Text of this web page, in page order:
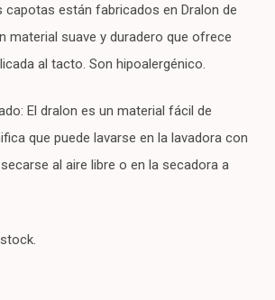
capotas están fabricados en Dralon de
material suave y duradero que ofrece
al tacto. Son hipoalergénico.
El dralon es un material fácil de
que puede lavarse en la lavadora con
al aire libre o en la secadora a